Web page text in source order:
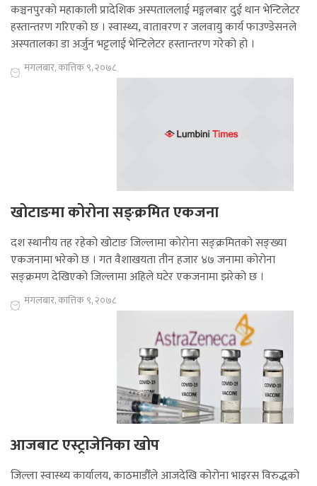
कञ्चनपुरको महाकाली प्रादेशिक अस्पताललाई मङ्गलबार दुई थान भेन्टिलेटर
हस्तान्तरण गरिएको छ । स्वास्थ्य, वातावरण र जलवायु कार्य फाउण्डेसनले
अस्पतालका डा अर्जुन भट्टलाई भेन्टिलेटर हस्तान्तरण गरेको हो ।
मंगलबार, कात्तिक ९, २०७८
खोटाङमा कोरोना सङ्क्रमित एकजना
दश स्थानीय तह रहेको खोटाङ जिल्लामा कोरोना सङ्क्रमितको सङ्ख्या
एकजनामा भरेको छ । गत वैशाखयता तीन हजार ४७ जनामा कोरोना
सङ्क्रमण देखिएको जिल्लामा अहिले घटेर एकजनामा झरेको छ ।
मंगलबार, कात्तिक ९, २०७८
आजबाट एस्ट्राजेनिका खोप
जिल्ला स्वास्थ्य कार्यालय, काठमाडौँले आजदेखि कोरोना भाइरस विरुद्धको